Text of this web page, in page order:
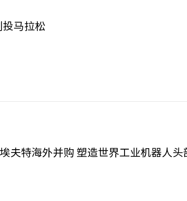
马拉松